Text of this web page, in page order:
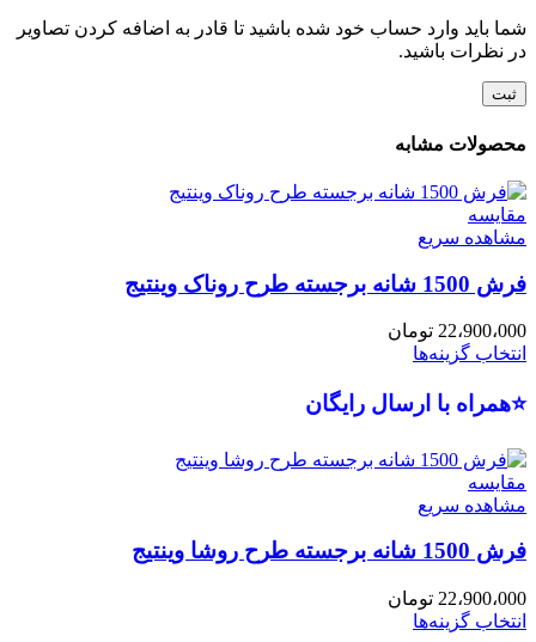
شما باید وارد حساب خود شده باشید تا قادر به اضافه کردن تصاویر
در نظرات باشید.
محصولات مشابه
مقایسه
مشاهده سریع
فرش 1500 شانه برجسته طرح روناک وینتیج
22،900،000 تومان
انتخاب گزینه‌ها
⭐همراه با ارسال رایگان
مقایسه
مشاهده سریع
فرش 1500 شانه برجسته طرح روشا وینتیج
22،900،000 تومان
انتخاب گزینه‌ها